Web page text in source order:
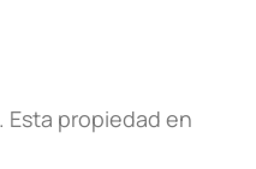
Esta propiedad en